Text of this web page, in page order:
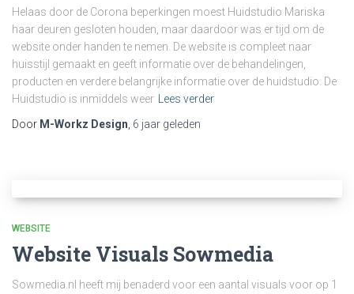
Helaas door de Corona beperkingen moest Huidstudio Mariska
haar deuren gesloten houden, maar daardoor was er tijd om de
website onder handen te nemen. De website is compleet naar
huisstijl gemaakt en geeft informatie over de behandelingen,
producten en verdere belangrijke informatie over de huidstudio. De
Huidstudio is inmiddels weer
Lees verder
Door M-Workz Design 6 jaar geleden
WEBSITE
Website Visuals Sowmedia
Sowmedia.nl heeft mij benaderd voor een aantal visuals voor op 1